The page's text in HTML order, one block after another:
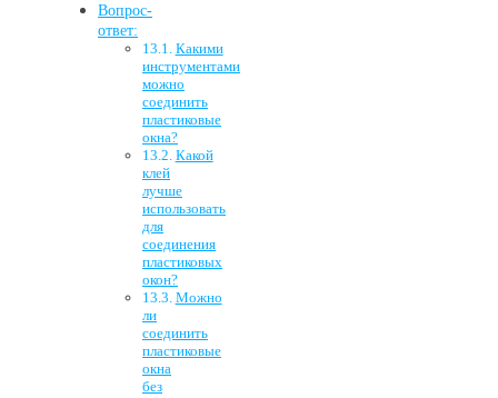
Вопрос-
ответ:
Какими
инструментами
можно
соединить
пластиковые
окна?
Какой
клей
лучше
использовать
для
соединения
пластиковых
окон?
Можно
ли
соединить
пластиковые
окна
без